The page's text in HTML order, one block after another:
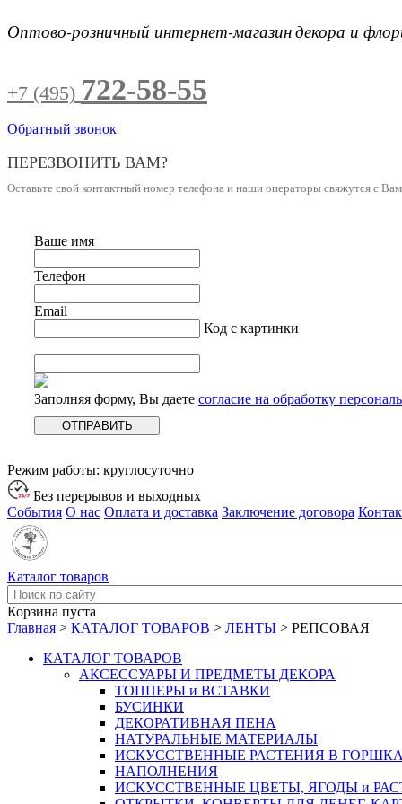
Оптово-розничный интернет-магазиндекора и
+7 (495) 722-58-55
Обратный звонок
ПЕРЕЗВОНИТЬ ВАМ?
Оставьте свой контактный номер телефона и наши операторы свяжутся с
Ваше имя
Телефон
Email
Код с картинки
Заполняя форму, Вы даете согласие на обработку
Режим работы: круглосуточно
Без перерывов и выходных
События О нас Оплата и доставка Заключение договора
Каталог товаров
Корзина пуста
Главная > КАТАЛОГ ТОВАРОВ > ЛЕНТЫ > РЕПСОВАЯ
КАТАЛОГ ТОВАРОВ
АКСЕССУАРЫ И ПРЕДМЕТЫ ДЕКОРА
ТОППЕРЫ и ВСТАВКИ
БУСИНКИ
ДЕКОРАТИВНАЯ ПЕНА
НАТУРАЛЬНЫЕ МАТЕРИАЛЫ
ИСКУССТВЕННЫЕ РАСТЕНИЯ В
НАПОЛНЕНИЯ
ИСКУССТВЕННЫЕ ЦВЕТЫ, ЯГОДЫ и